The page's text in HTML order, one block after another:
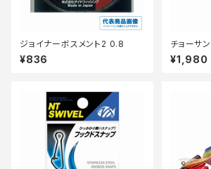
ジョイナーボスメント2 0.8
¥836
チョーサン
¥1,980